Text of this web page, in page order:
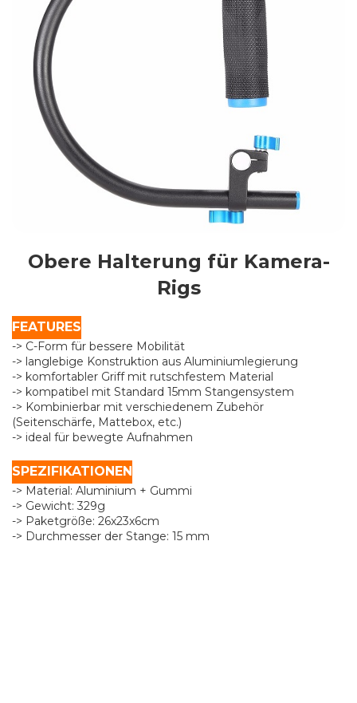
Obere Halterung für Kamera-
Rigs
FEATURES
-> C-Form für bessere Mobilität
-> langlebige Konstruktion aus Aluminiumlegierung
-> komfortabler Griff mit rutschfestem Material
-> kompatibel mit Standard 15mm Stangensystem
-> Kombinierbar mit verschiedenem Zubehör
(Seitenschärfe, Mattebox, etc.)
-> ideal für bewegte Aufnahmen
SPEZIFIKATIONEN
-> Material: Aluminium + Gummi
-> Gewicht: 329g
-> Paketgröße: 26x23x6cm
-> Durchmesser der Stange: 15 mm